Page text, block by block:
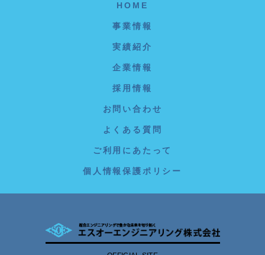
HOME
事業情報
実績紹介
企業情報
採用情報
お問い合わせ
よくある質問
ご利用にあたって
個人情報保護ポリシー